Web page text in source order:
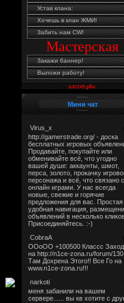
Устав клана:
Хочешь в клан ЖМИ!
Забить нам CW!
Мастерская
Закажи баннер!
Выложи работу!
Мини чат